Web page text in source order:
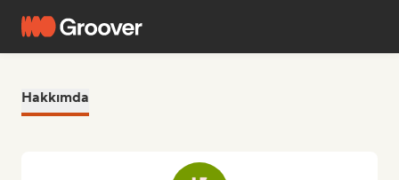
Hakkımda